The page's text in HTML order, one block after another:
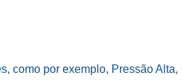
como por exemplo, Pressão Alta,